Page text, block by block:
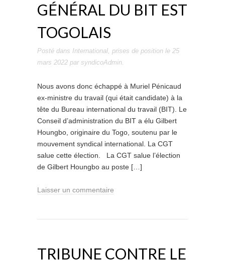
GÉNÉRAL DU BIT EST
TOGOLAIS
Posté dans International, prises de position le 25
mars 2022 par syndicoAdmin.
Nous avons donc échappé à Muriel Pénicaud
ex-ministre du travail (qui était candidate) à la
tête du Bureau international du travail (BIT). Le
Conseil d’administration du BIT a élu Gilbert
Houngbo, originaire du Togo, soutenu par le
mouvement syndical international. La CGT
salue cette élection. La CGT salue l’élection
de Gilbert Houngbo au poste […]
Laisser un commentaire
TRIBUNE CONTRE LE